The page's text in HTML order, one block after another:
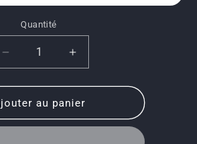
Quantité
Quantité
Réduire
la
quantité
de
9982-
Augmenter
la
quantité
de
9982-
au panier